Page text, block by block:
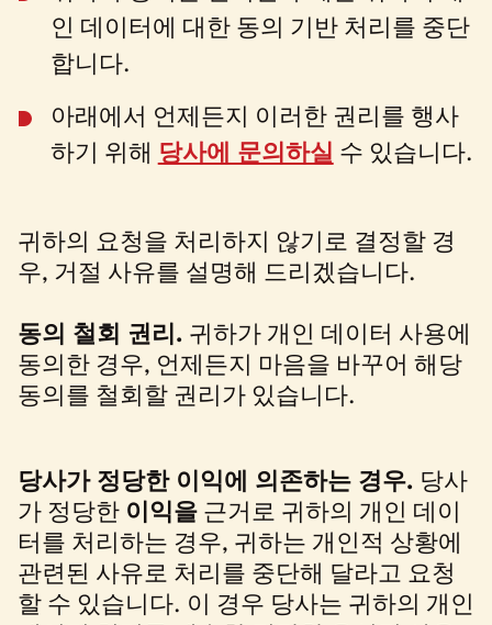
인 데이터에 대한 동의 기반 처리를 중단
합니다.
아래에서 언제든지 이러한 권리를 행사
하기 위해 당사에 문의하실 수 있습니다.
귀하의 요청을 처리하지 않기로 결정할 경
우, 거절 사유를 설명해 드리겠습니다.
동의 철회 권리. 귀하가 개인 데이터 사용에
동의한 경우, 언제든지 마음을 바꾸어 해당
동의를 철회할 권리가 있습니다.
당사가 정당한 이익에 의존하는 경우. 당사
가 정당한 이익을근거로 귀하의 개인 데이
터를 처리하는 경우, 귀하는 개인적 상황에
관련된 사유로 처리를 중단해 달라고 요청
할 수 있습니다. 이 경우 당사는 귀하의 개인